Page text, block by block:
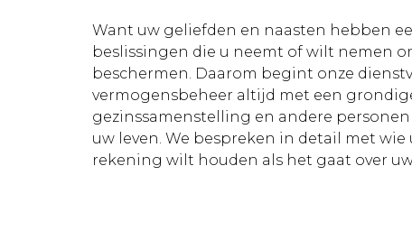
Want uw geliefden en naasten hebben
beslissingen die u neemt of wilt nemen
beschermen. Daarom begint onze
vermogensbeheer altijd met een
gezinssamenstelling en andere
uw leven. We bespreken in detail met wie
rekening wilt houden als het gaat over